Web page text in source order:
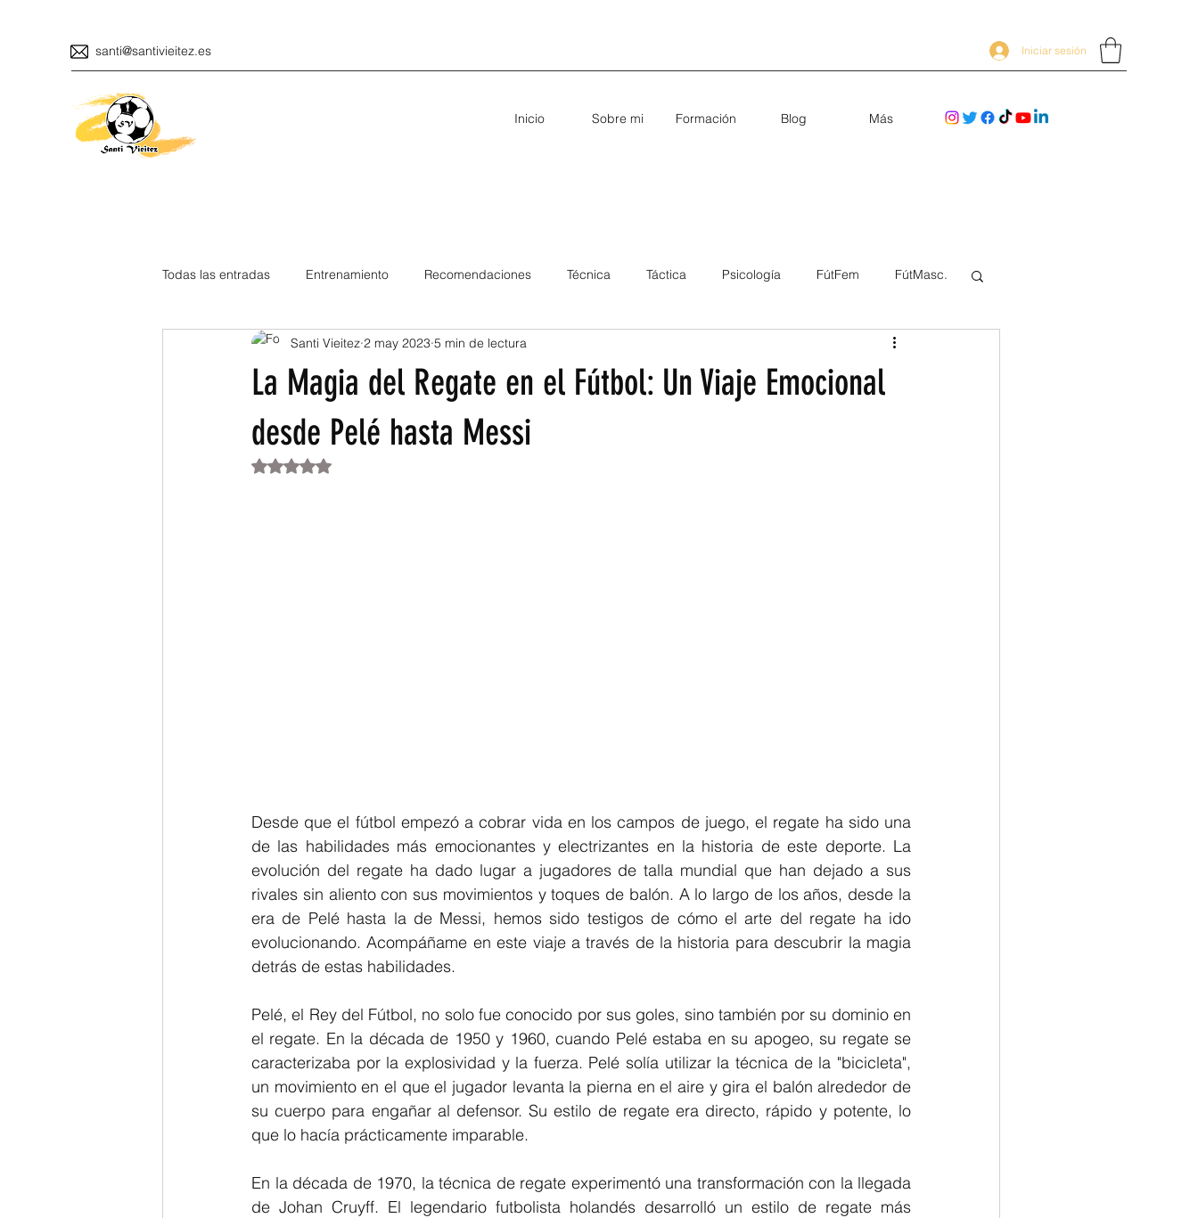
santi@santivieitez.es Iniciar sesión
Inicio Sobre mi Formación Blog Más
Todas las entradas Entrenamiento Recomendaciones Técnica Táctica Psicología FútFem FútMasc.
La Magia del Regate en el Fútbol: Un Viaje Emocional
desde Pelé hasta Messi
Santi Vieitez 2 may 2023 5 min de lectura
Obtuvo NaN de 5 estrellas.
Desde que el fútbol empezó a cobrar vida en los campos de juego, el regate ha sido una
de las habilidades más emocionantes y electrizantes en la historia de este deporte. La
evolución del regate ha dado lugar a jugadores de talla mundial que han dejado a sus
rivales sin aliento con sus movimientos y toques de balón. A lo largo de los años, desde la
era de Pelé hasta la de Messi, hemos sido testigos de cómo el arte del regate ha ido
evolucionando. Acompáñame en este viaje a través de la historia para descubrir la magia
detrás de estas habilidades.
Pelé, el Rey del Fútbol, no solo fue conocido por sus goles, sino también por su dominio en
el regate. En la década de 1950 y 1960, cuando Pelé estaba en su apogeo, su regate se
caracterizaba por la explosividad y la fuerza. Pelé solía utilizar la técnica de la "bicicleta",
un movimiento en el que el jugador levanta la pierna en el aire y gira el balón alrededor de
su cuerpo para engañar al defensor. Su estilo de regate era directo, rápido y potente, lo
que lo hacía prácticamente imparable.
En la década de 1970, la técnica de regate experimentó una transformación con la llegada
de Johan Cruyff. El legendario futbolista holandés desarrolló un estilo de regate más